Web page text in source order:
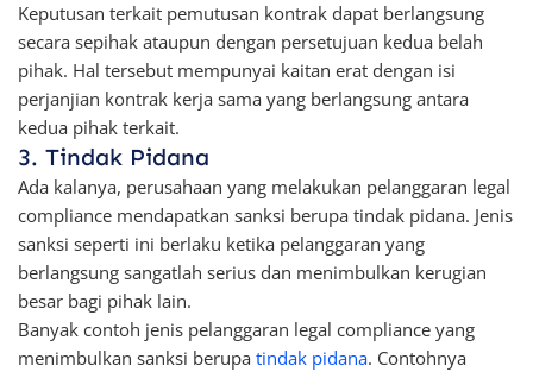
Keputusan terkait pemutusan kontrak dapat berlangsung
secara sepihak ataupun dengan persetujuan kedua belah
pihak. Hal tersebut mempunyai kaitan erat dengan isi
perjanjian kontrak kerja sama yang berlangsung antara
kedua pihak terkait.
3. Tindak Pidana
Ada kalanya, perusahaan yang melakukan pelanggaran legal
compliance mendapatkan sanksi berupa tindak pidana. Jenis
sanksi seperti ini berlaku ketika pelanggaran yang
berlangsung sangatlah serius dan menimbulkan kerugian
besar bagi pihak lain.
Banyak contoh jenis pelanggaran legal compliance yang
menimbulkan sanksi berupa tindak pidana. Contohnya